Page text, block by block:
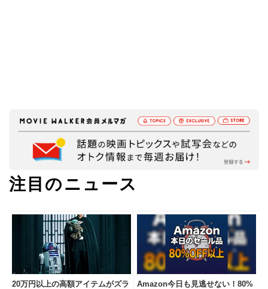
注目のニュース
20万円以上の高額アイテムがズラ
Amazon今日も見逃せない！80%